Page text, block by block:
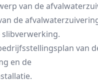
van de
de
van
en de